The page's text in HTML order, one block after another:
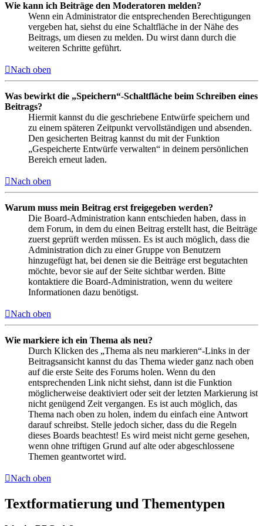
Wie kann ich Beiträge den Moderatoren melden?
Wenn ein Administrator die entsprechenden Berechtigungen
vergeben hat, siehst du eine Schaltfläche in der Nähe des
Beitrags, um diesen zu melden. Du wirst dann durch die
weiteren Schritte geführt.
Nach oben
Was bewirkt die „Speichern“-Schaltfläche beim Schreiben eines
Beitrags?
Hiermit kannst du die geschriebene Entwürfe speichern und
zu einem späteren Zeitpunkt vervollständigen und absenden.
Den gesicherten Beitrag kannst du mit der Funktion
„Gespeicherte Entwürfe verwalten“ in deinem persönlichen
Bereich erneut laden.
Nach oben
Warum muss mein Beitrag erst freigegeben werden?
Die Board-Administration kann entschieden haben, dass in
dem Forum, in dem du einen Beitrag erstellt hast, die Beiträge
zuerst geprüft werden müssen. Es ist auch möglich, dass die
Administration dich zu einer Gruppe von Benutzern
hinzugefügt hat, bei denen sie die Beiträge erst begutachten
möchte, bevor sie auf der Seite sichtbar werden. Bitte
kontaktiere die Board-Administration, wenn du weitere
Informationen dazu benötigst.
Nach oben
Wie markiere ich ein Thema als neu?
Durch Klicken des „Thema als neu markieren“-Links in der
Beitragsansicht kannst du das Thema wieder ganz nach oben
auf die erste Seite des Forums holen. Wenn du den
entsprechenden Link nicht siehst, dann ist die Funktion
möglicherweise deaktiviert oder seit der letzten Markierung ist
nicht genügend Zeit vergangen. Es ist auch möglich, das
Thema nach oben zu holen, indem du einfach eine Antwort
darauf schreibst. Stelle jedoch sicher, dass du die Regeln
dieses Boards beachtest! Es wird meist nicht gerne gesehen,
wenn ohne triftigen Grund auf alte oder abgeschlossene
Themen geantwortet wird.
Nach oben
Textformatierung und Thementypen